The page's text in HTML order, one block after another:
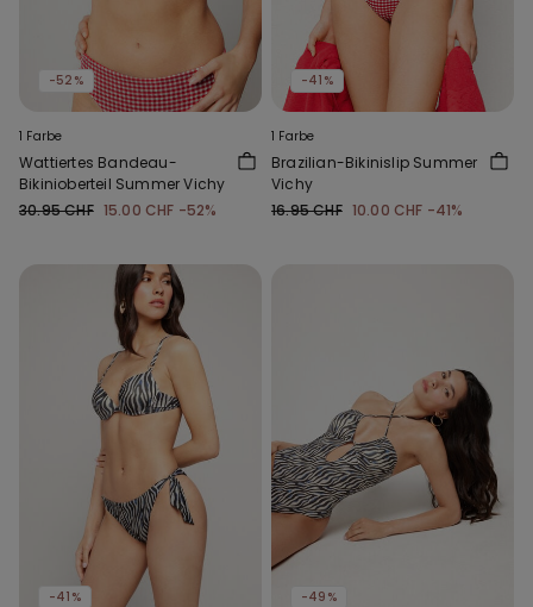
-52%
1 Farbe
Wattiertes Bandeau-
Bikinioberteil Summer Vichy
30.95 CHF 15.00 CHF -52%
-41%
1 Farbe
Brazilian-Bikinislip Summer
Vichy
16.95 CHF 10.00 CHF -41%
-41% -49%